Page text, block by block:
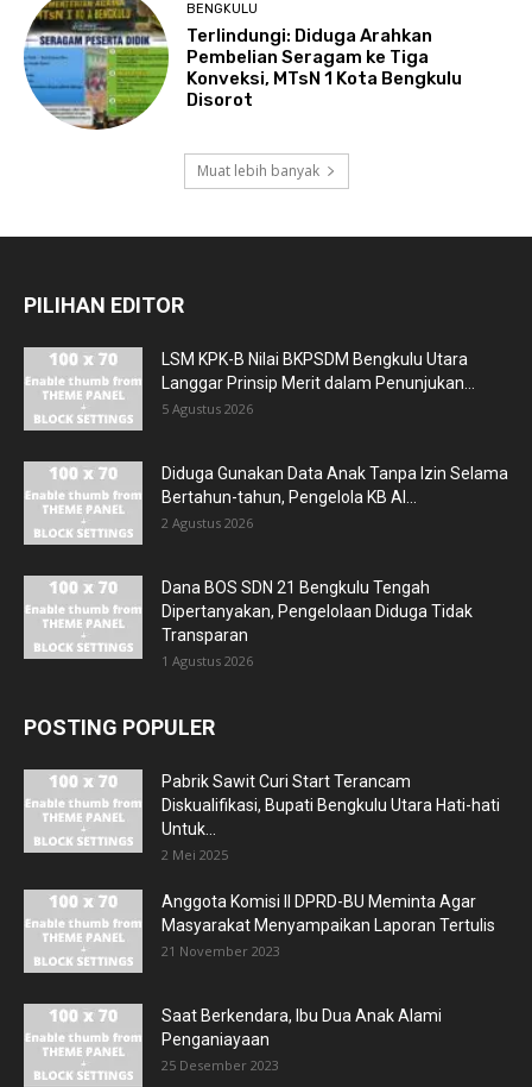
BENGKULU
Terlindungi: Diduga Arahkan
Pembelian Seragam ke Tiga
Konveksi, MTsN 1 Kota Bengkulu
Disorot
Muat lebih banyak
PILIHAN EDITOR
LSM KPK-B Nilai BKPSDM Bengkulu Utara
Langgar Prinsip Merit dalam Penunjukan...
5 Agustus 2026
Diduga Gunakan Data Anak Tanpa Izin Selama
Bertahun-tahun, Pengelola KB Al...
2 Agustus 2026
Dana BOS SDN 21 Bengkulu Tengah
Dipertanyakan, Pengelolaan Diduga Tidak
Transparan
1 Agustus 2026
POSTING POPULER
Pabrik Sawit Curi Start Terancam
Diskualifikasi, Bupati Bengkulu Utara Hati-hati
Untuk...
2 Mei 2025
Anggota Komisi II DPRD-BU Meminta Agar
Masyarakat Menyampaikan Laporan Tertulis
21 November 2023
Saat Berkendara, Ibu Dua Anak Alami
Penganiayaan
25 Desember 2023